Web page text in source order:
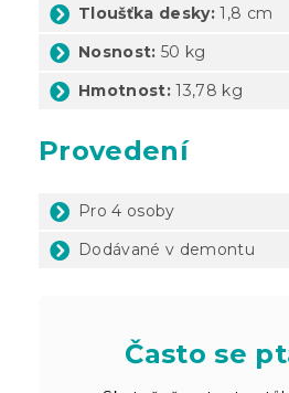
Tloušťka desky: 1,8 cm
Nosnost: 50 kg
Hmotnost: 13,78 kg
Provedení
Pro 4 osoby
Dodávané v demontu
Často se